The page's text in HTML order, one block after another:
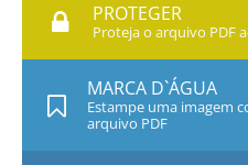
PROTEGER
Proteja o arquivo PDF
MARCA D`ÁGUA
Estampe uma imagem
arquivo PDF